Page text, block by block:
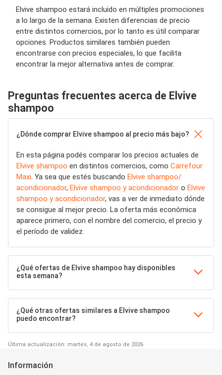
Elvive shampoo estará incluido en múltiples promociones
a lo largo de la semana. Existen diferencias de precio
entre distintos comercios, por lo tanto es útil comparar
opciones. Productos similares también pueden
encontrarse con precios especiales, lo que facilita
encontrar la mejor alternativa antes de comprar.
Preguntas frecuentes acerca de Elvive
shampoo
¿Dónde comprar Elvive shampoo al precio más bajo?
En esta página podés comparar los precios actuales de
Elvive shampoo en distintos comercios, como Carrefour
Maxi . Ya sea que estés buscando Elvive shampoo/
acondicionador, Elvive shampoo y acondicionador o Elvive
shampoo y acondicionador, vas a ver de inmediato dónde
se consigue al mejor precio. La oferta más económica
aparece primero, con el nombre del comercio, el precio y
el período de validez.
¿Qué ofertas de Elvive shampoo hay disponibles
esta semana?
¿Qué otras ofertas similares a Elvive shampoo
puedo encontrar?
Última actualización: martes, 4 de agosto de 2026
Información